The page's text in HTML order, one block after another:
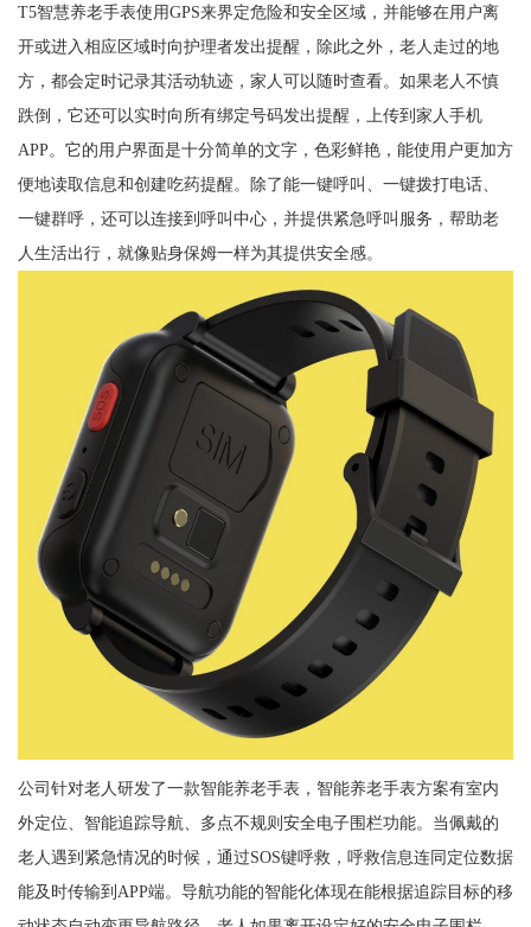
T5智慧养老手表使用GPS来界定危险和安全区域，并能够在用户离
开或进入相应区域时向护理者发出提醒，除此之外，老人走过的地
方，都会定时记录其活动轨迹，家人可以随时查看。如果老人不慎
跌倒，它还可以实时向所有绑定号码发出提醒，上传到家人手机
APP。它的用户界面是十分简单的文字，色彩鲜艳，能使用户更加方
便地读取信息和创建吃药提醒。除了能一键呼叫、一键拨打电话、
一键群呼，还可以连接到呼叫中心，并提供紧急呼叫服务，帮助老
人生活出行，就像贴身保姆一样为其提供安全感。
公司针对老人研发了一款智能养老手表，智能养老手表方案有室内
外定位、智能追踪导航、多点不规则安全电子围栏功能。当佩戴的
老人遇到紧急情况的时候，通过SOS键呼救，呼救信息连同定位数据
能及时传输到APP端。导航功能的智能化体现在能根据追踪目标的移